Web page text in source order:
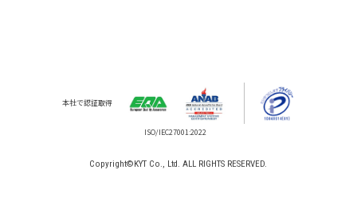
Copyright©KYT Co., Ltd. ALL RIGHTS RESERVED.
本社で認証取得